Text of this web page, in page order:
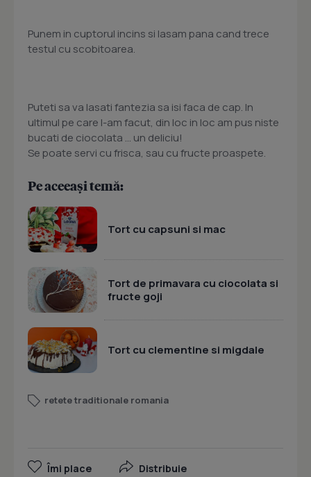
Punem in cuptorul incins si lasam pana cand trece
testul cu scobitoarea.
Puteti sa va lasati fantezia sa isi faca de cap. In
ultimul pe care l-am facut, din loc in loc am pus niste
bucati de ciocolata ... un deliciu!
Se poate servi cu frisca, sau cu fructe proaspete.
Pe aceeași temă:
Tort cu capsuni si mac
Tort de primavara cu ciocolata si
fructe goji
Tort cu clementine si migdale
retete traditionale romania
Îmi place Distribuie